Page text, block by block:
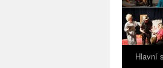
Hlavní